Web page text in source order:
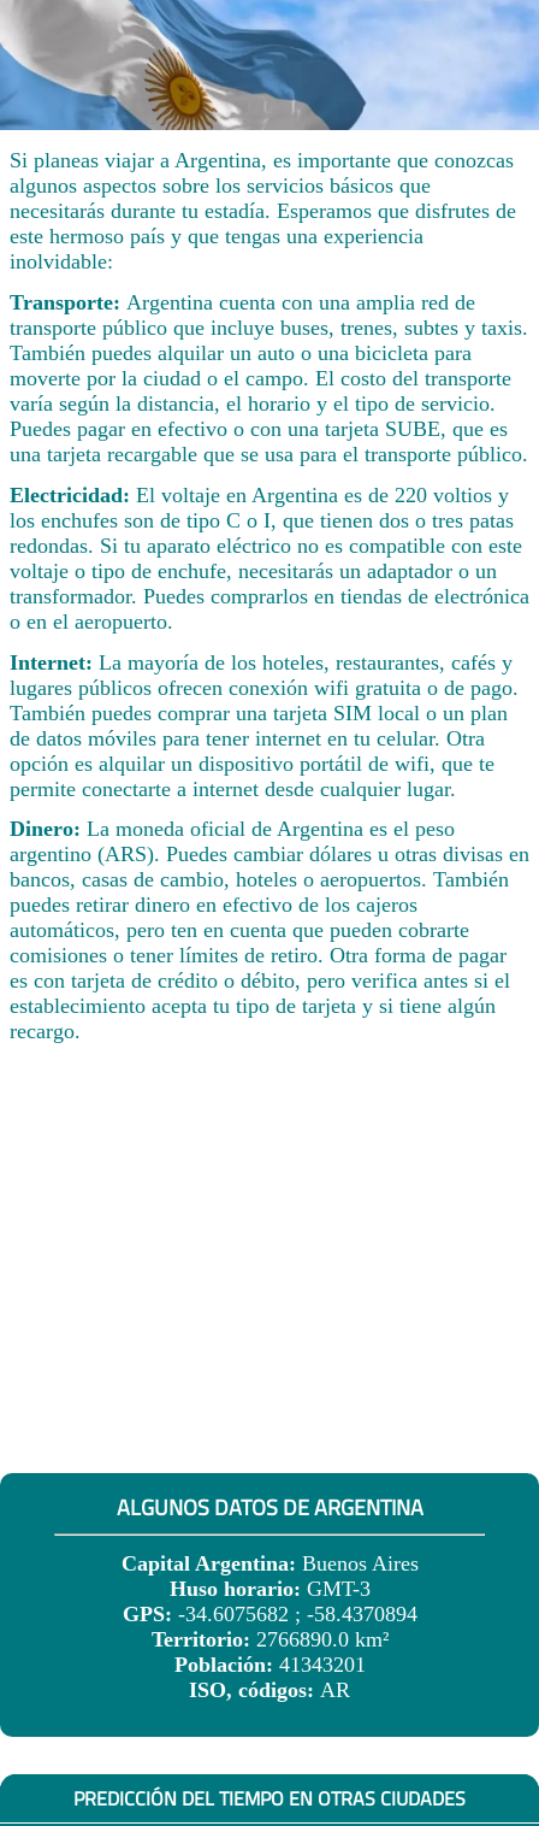
Si planeas viajar a Argentina, es importante que conozcas
algunos aspectos sobre los servicios básicos que
necesitarás durante tu estadía. Esperamos que disfrutes de
este hermoso país y que tengas una experiencia
inolvidable:
Transporte: Argentina cuenta con una amplia red de
transporte público que incluye buses, trenes, subtes y taxis.
También puedes alquilar un auto o una bicicleta para
moverte por la ciudad o el campo. El costo del transporte
varía según la distancia, el horario y el tipo de servicio.
Puedes pagar en efectivo o con una tarjeta SUBE, que es
una tarjeta recargable que se usa para el transporte público.
Electricidad: El voltaje en Argentina es de 220 voltios y
los enchufes son de tipo C o I, que tienen dos o tres patas
redondas. Si tu aparato eléctrico no es compatible con este
voltaje o tipo de enchufe, necesitarás un adaptador o un
transformador. Puedes comprarlos en tiendas de electrónica
o en el aeropuerto.
Internet: La mayoría de los hoteles, restaurantes, cafés y
lugares públicos ofrecen conexión wifi gratuita o de pago.
También puedes comprar una tarjeta SIM local o un plan
de datos móviles para tener internet en tu celular. Otra
opción es alquilar un dispositivo portátil de wifi, que te
permite conectarte a internet desde cualquier lugar.
Dinero: La moneda oficial de Argentina es el peso
argentino (ARS). Puedes cambiar dólares u otras divisas en
bancos, casas de cambio, hoteles o aeropuertos. También
puedes retirar dinero en efectivo de los cajeros
automáticos, pero ten en cuenta que pueden cobrarte
comisiones o tener límites de retiro. Otra forma de pagar
es con tarjeta de crédito o débito, pero verifica antes si el
establecimiento acepta tu tipo de tarjeta y si tiene algún
recargo.
ALGUNOS DATOS DE ARGENTINA
Capital Argentina: Buenos Aires
Huso horario: GMT-3
GPS: -34.6075682 ; -58.4370894
Territorio: 2766890.0 km²
Población: 41343201
ISO, códigos: AR
PREDICCIÓN DEL TIEMPO EN OTRAS CIUDADES